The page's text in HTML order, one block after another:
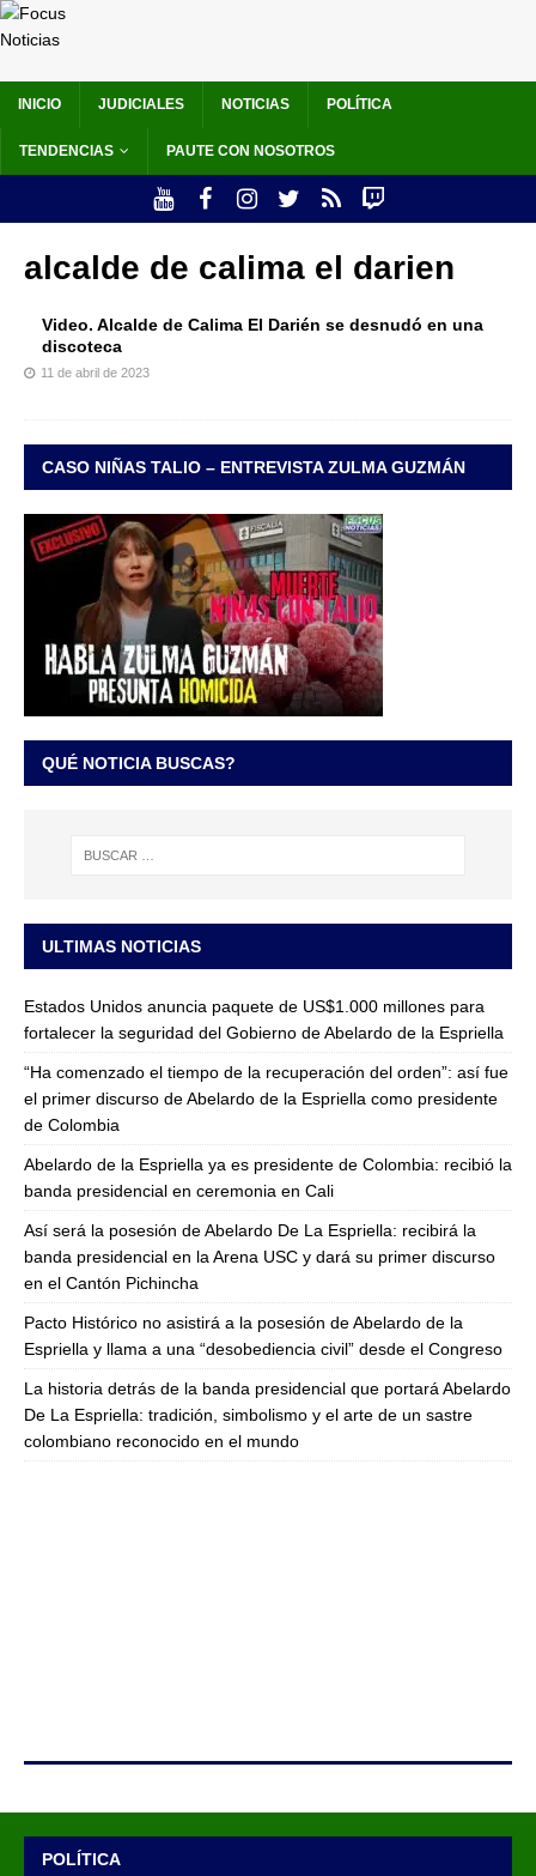
INICIO JUDICIALES NOTICIAS POLÍTICA
TENDENCIAS PAUTE CON NOSOTROS
alcalde de calima el darien
Video. Alcalde de Calima El Darién se desnudó en una
discoteca
11 de abril de 2023
CASO NIÑAS TALIO – ENTREVISTA ZULMA GUZMÁN
QUÉ NOTICIA BUSCAS?
ULTIMAS NOTICIAS
Estados Unidos anuncia paquete de US$1.000 millones para
fortalecer la seguridad del Gobierno de Abelardo de la Espriella
“Ha comenzado el tiempo de la recuperación del orden”: así fue
el primer discurso de Abelardo de la Espriella como presidente
de Colombia
Abelardo de la Espriella ya es presidente de Colombia: recibió la
banda presidencial en ceremonia en Cali
Así será la posesión de Abelardo De La Espriella: recibirá la
banda presidencial en la Arena USC y dará su primer discurso
en el Cantón Pichincha
Pacto Histórico no asistirá a la posesión de Abelardo de la
Espriella y llama a una “desobediencia civil” desde el Congreso
La historia detrás de la banda presidencial que portará Abelardo
De La Espriella: tradición, simbolismo y el arte de un sastre
colombiano reconocido en el mundo
POLÍTICA